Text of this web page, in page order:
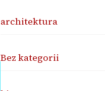
architektura
Bez kategorii